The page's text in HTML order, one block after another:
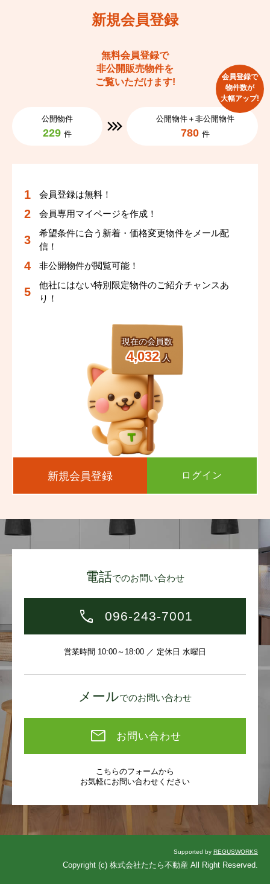
新規会員登録
無料会員登録で
非公開販売物件を
ご覧いただけます!
公開物件
229 件
公開物件＋非公開物件
780 件
会員登録で
物件数が
大幅アップ!
現在の会員数
4,032 人
会員登録は無料！
会員専用マイページを作成！
希望条件に合う新着・価格変更物件をメール配
信！
非公開物件が閲覧可能！
他社にはない特別限定物件のご紹介チャンスあ
り！
新規会員登録 ログイン
電話でのお問い合わせ
096-243-7001
営業時間 10:00～18:00 ／ 定休日 水曜日
メールでのお問い合わせ
お問い合わせ
こちらのフォームから
お気軽にお問い合わせください
Supported by REGUSWORKS
Copyright (c) 株式会社たたら不動産 All Right Reserved.